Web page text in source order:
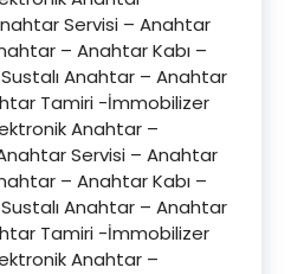
Servisi – Anahtar
– Anahtar Kabı –
Anahtar – Anahtar
Tamiri -İmmobilizer
Anahtar –
Servisi – Anahtar
– Anahtar Kabı –
Anahtar – Anahtar
Tamiri -İmmobilizer
Anahtar –